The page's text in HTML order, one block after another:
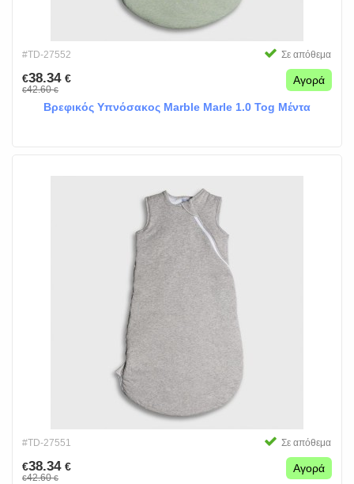
#TD-27552 Σε απόθεμα
€38.34 €
€42.60€
Αγορά
Βρεφικός Υπνόσακος Marble Marle 1.0 Tog Μέντα
#TD-27551 Σε απόθεμα
€38.34 €
€42.60€
Αγορά